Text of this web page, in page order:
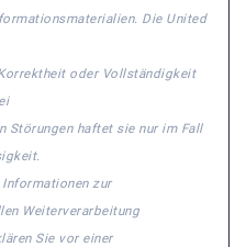
Die United
oder Vollständigkeit
Störungen haftet sie nur im Fall
zur
Weiterverarbeitung
Sie vor einer